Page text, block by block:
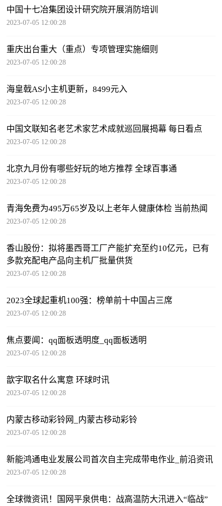
中国十七冶集团设计研究院开展消防培训
2023-07-05 12:00:28
重庆出台重大（重点）专项管理实施细则
2023-07-05 12:00:28
海皇戟AS小主机更新，8499元入
2023-07-05 12:00:28
中国文联知名老艺术家艺术成就巡回展揭幕 每日看点
2023-07-05 12:00:28
北京九月份有哪些好玩的地方推荐 全球百事通
2023-07-05 12:00:28
青海免费为495万65岁及以上老年人健康体检 当前热闻
2023-07-05 12:00:28
香山股份：拟将墨西哥工厂产能扩充至约10亿元，已有
多款充配电产品向主机厂批量供货
2023-07-05 12:00:28
2023全球起重机100强：榜单前十中国占三席
2023-07-05 12:00:28
焦点要闻：qq面板透明度_qq面板透明
2023-07-05 12:00:28
歆字取名什么寓意 环球时讯
2023-07-05 12:00:28
内蒙古移动彩铃网_内蒙古移动彩铃
2023-07-05 12:00:28
新能鸿通电业发展公司首次自主完成带电作业_前沿资讯
2023-07-05 12:00:28
全球微资讯！国网平泉供电：战高温防大汛进入“临战”